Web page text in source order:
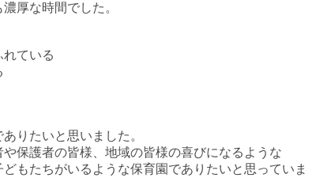
厚な時間でした。
れている
りたいと思いました。
保護者の皆様、地域の皆様の喜びになるような
もたちがいるような保育園でありたいと思っていま